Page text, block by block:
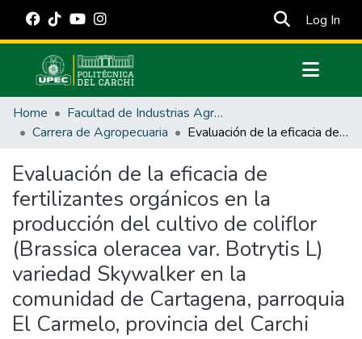
Log In
Communities & Collections
All of DSpace
Estadísticas Externas
Manuales
Home
Facultad de Industrias Agropecuarias y Ciencias Ambientales
Carrera de Agropecuaria
Evaluación de la eficacia de fertilizantes orgánicos en la producción del cultivo de coliflor (Brassica oleracea var. Botrytis L) variedad Skywalker en la comunidad de Cartagena, parroquia El Carmelo, provincia del Carchi
Evaluación de la eficacia de
fertilizantes orgánicos en la
producción del cultivo de coliflor
(Brassica oleracea var. Botrytis L)
variedad Skywalker en la
comunidad de Cartagena, parroquia
El Carmelo, provincia del Carchi